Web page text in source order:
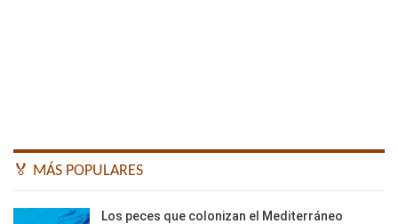
🏅 MÁS POPULARES
Los peces que colonizan el Mediterráneo